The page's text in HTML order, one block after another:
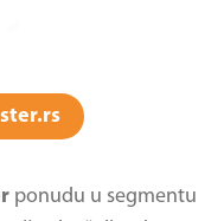
ponudu u segmentu